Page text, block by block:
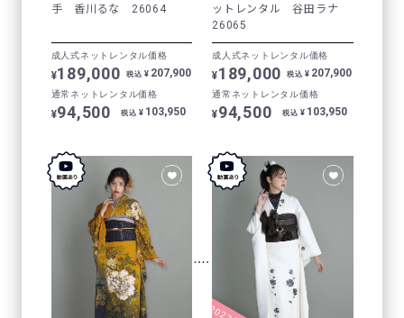
手 香川るな 26064
成人式ネットレンタル価格
¥189,000 税込 ¥ 207,900
通常ネットレンタル価格
¥94,500 税込 ¥ 103,950
ットレンタル 谷田ラナ
26065
成人式ネットレンタル価格
¥189,000 税込 ¥ 207,900
通常ネットレンタル価格
¥94,500 税込 ¥ 103,950